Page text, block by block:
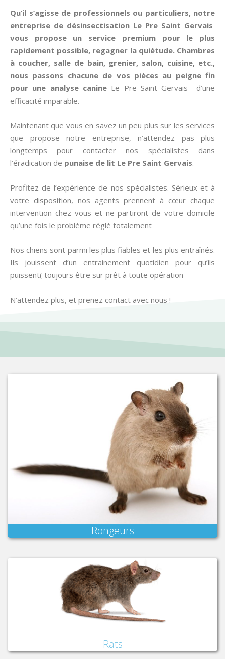
Qu’il s’agisse de professionnels ou particuliers, notre
entreprise de désinsectisation Le Pre Saint Gervais
vous propose un service premium pour le plus
rapidement possible, regagner la quiétude. Chambres
à coucher, salle de bain, grenier, salon, cuisine, etc.,
nous passons chacune de vos pièces au peigne fin
pour une analyse canine Le Pre Saint Gervais d’une
efficacité imparable.
Maintenant que vous en savez un peu plus sur les services
que propose notre entreprise, n’attendez pas plus
longtemps pour contacter nos spécialistes dans
l’éradication de punaise de lit Le Pre Saint Gervais.
Profitez de l’expérience de nos spécialistes. Sérieux et à
votre disposition, nos agents prennent à cœur chaque
intervention chez vous et ne partiront de votre domicile
qu’une fois le problème réglé totalement
Nos chiens sont parmi les plus fiables et les plus entraînés.
Ils jouissent d’un entrainement quotidien pour qu’ils
puissent( toujours être sur prêt à toute opération
N’attendez plus, et prenez contact avec nous !
Rongeurs
Rats